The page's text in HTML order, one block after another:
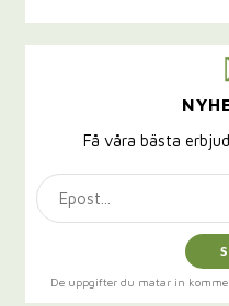
Få våra bästa
De uppgifter du matar in